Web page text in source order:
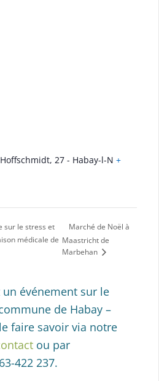
27 - Habay-l-N +
sur le stress et
médicale de
Marché de Noël à
Maastricht de
Marbehan
un événement sur le
de Habay –
faire savoir via notre
ou par
422 237.